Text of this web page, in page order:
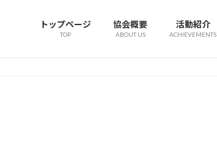
トップページ
TOP
協会概要
ABOUT US
活動紹介
ACHIEVEMENTS